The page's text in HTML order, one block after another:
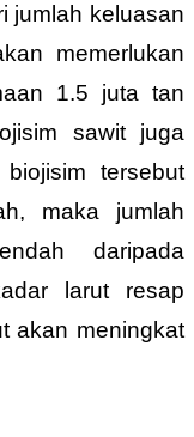
jumlah keluasan
memerlukan
1.5 juta tan
sawit juga
tersebut
maka jumlah
daripada
larut resap
akan meningkat